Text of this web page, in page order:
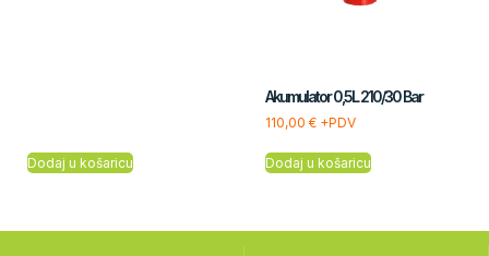
Dodaj u košaricu
Akumulator 0,5L 210/30 Bar
110,00 €+PDV
Dodaj u košaricu